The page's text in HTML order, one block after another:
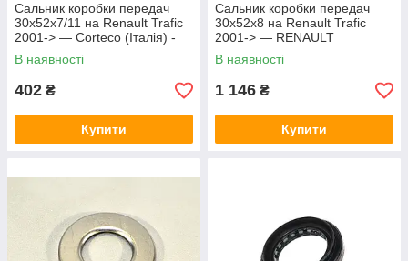
Сальник коробки передач
30x52x7/11 на Renault Trafic
2001-> — Corteco (Італія) -
CO12017115
В наявності
402 ₴
Купити
Сальник коробки передач
30x52x8 на Renault Trafic
2001-> — RENAULT
(Оригінал) - 7701474122
В наявності
1 146 ₴
Купити